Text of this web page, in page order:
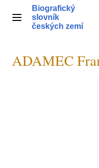
obsahHlavní menu
Biografický
slovník
českých zemí
ADAMEC